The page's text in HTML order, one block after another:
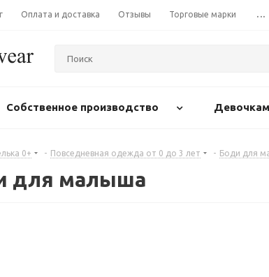
Оплата и доставка Отзывы Торговые марки ...
Собственное производство Девочкам
0+ - Повседневная одежда от 0 до 3 лет - Боди для
для малыша